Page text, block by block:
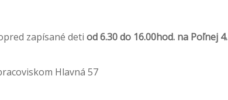
zapísané deti od 6.30 do 16.00hod. na Poľnej 4.
Hlavná 57